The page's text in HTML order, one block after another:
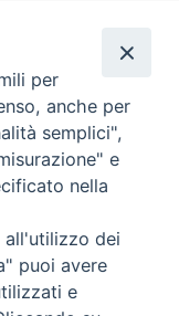
per
anche per
semplici",
e
nella
all'utilizzo dei
puoi avere
e